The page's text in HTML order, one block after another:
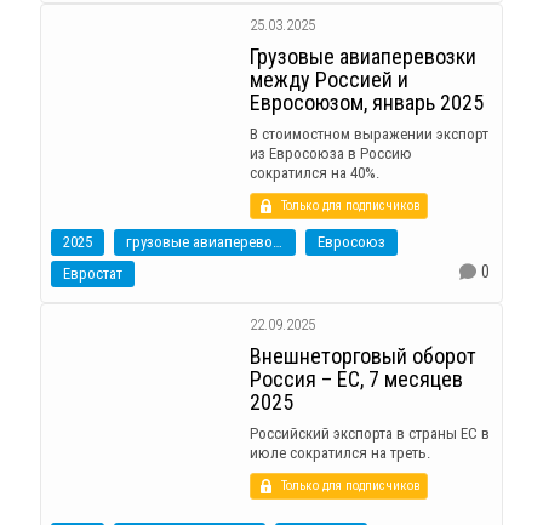
25.03.2025
Грузовые авиаперевозки
между Россией и
Евросоюзом, январь 2025
В стоимостном выражении экспорт
из Евросоюза в Россию
сократился на 40%.
Только для подписчиков
2025 грузовые авиаперевозки
Евросоюз
Евростат
0
22.09.2025
Внешнеторговый оборот
Россия – ЕС, 7 месяцев
2025
Российский экспорта в страны ЕС в
июле сократился на треть.
Только для подписчиков